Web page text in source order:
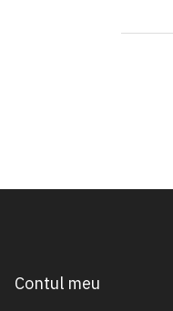
Contul meu